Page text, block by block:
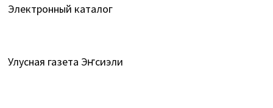
Электронный каталог
Улусная газета Эҥсиэли